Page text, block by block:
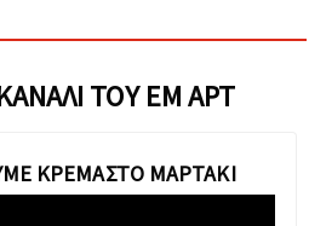
ΤΟΥ ΕΜ ΑΡΤ
ΚΡΕΜΑΣΤΌ ΜΑΡΤΆΚΙ